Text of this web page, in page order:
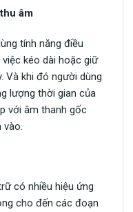
âm
tính năng điều
kéo dài hoặc giữ
Và khi đó người dùng
lượng thời gian của
với âm thanh gốc
vào.
có nhiều hiệu ứng
cho đến các đoạn